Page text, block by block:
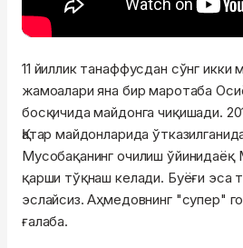
11 йиллик танаффусдан сўнг икки
жамоалари яна бир маротаба
босқичида майдонга чиқишади.
Қатар майдонларида
Мусобақанинг очилиш
қарши тўқнаш келади. Буёғи эса
эслайсиз. Аҳмедовнинг "супер"
ғалаба.